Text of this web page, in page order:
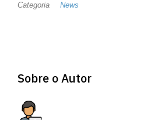
Categoria News
Sobre o Autor